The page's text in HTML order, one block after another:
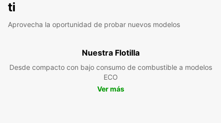
ti
Aprovecha la oportunidad de probar nuevos modelos
Nuestra Flotilla
Desde compacto con bajo consumo de combustible a modelos
ECO
Ver más